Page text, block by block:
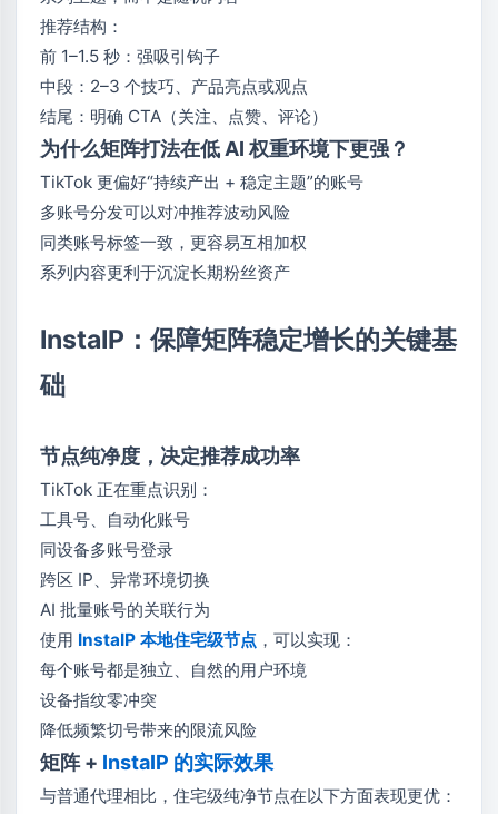
推荐结构：
前 1–1.5 秒：强吸引钩子
中段：2–3 个技巧、产品亮点或观点
结尾：明确 CTA（关注、点赞、评论）
为什么矩阵打法在低 AI 权重环境下更强？
TikTok 更偏好“持续产出 + 稳定主题”的账号
多账号分发可以对冲推荐波动风险
同类账号标签一致，更容易互相加权
系列内容更利于沉淀长期粉丝资产
InstaIP：保障矩阵稳定增长的关键基
础
节点纯净度，决定推荐成功率
TikTok 正在重点识别：
工具号、自动化账号
同设备多账号登录
跨区 IP、异常环境切换
AI 批量账号的关联行为
使用 InstaIP 本地住宅级节点 ，可以实现：
每个账号都是独立、自然的用户环境
设备指纹零冲突
降低频繁切号带来的限流风险
矩阵 + InstaIP 的实际效果
与普通代理相比，住宅级纯净节点在以下方面表现更优：